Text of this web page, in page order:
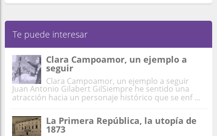
Te puede interesar
Clara Campoamor, un ejemplo a
seguir
Clara Campoamor, un ejemplo a seguir
Juan Antonio Gilabert GilSiempre he sentido una
atracción hacia un personaje histórico que se enf ...
La Primera República, la utopía de
1873